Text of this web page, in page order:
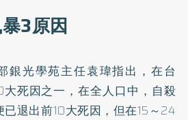
3原因
銀光學苑主任袁瑋指出，在台
死因之一，在全人口中，自殺
退出前10大死因，但在15～24